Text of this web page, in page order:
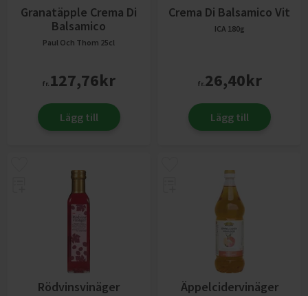
Granatäpple Crema Di
Balsamico
Paul Och Thom 25cl
fr. 127,76kr
Lägg till
Crema Di Balsamico Vit
ICA 180g
fr.26,40kr
Lägg till
Rödvinsvinäger Äppelcidervinäger